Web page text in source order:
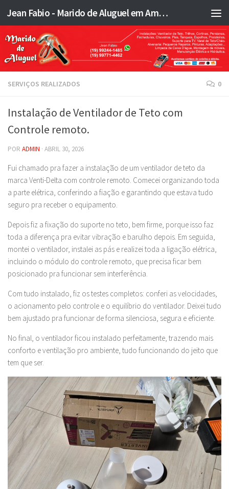
Skip to content Jean Fabio - Marido de Aluguel em Americana SP e região - JFMA
SERVIÇOS REALIZADOS 0
Instalação de Ventilador de Teto com
Controle remoto.
POR ADMIN · ABRIL 30, 2026
Fui chamado pra fazer a instalação de um ventilador de teto da
marca Venti-Delta com controle remoto. Comecei organizando toda
a parte elétrica, conferindo a fiação e garantindo que estava tudo
seguro pra receber o equipamento.
Depois fiz a fixação do suporte no teto, bem firme, porque isso faz
toda a diferença pra evitar vibração e barulho depois. Em seguida,
montei o ventilador, instalei as pás e realizei toda a ligação elétrica,
incluindo o módulo do controle remoto, que precisa ficar bem
posicionado pra funcionar sem interferência.
Com tudo instalado, fiz os testes completos: conferi as velocidades,
o acionamento pelo controle e o equilíbrio do ventilador. Deixei tudo
bem ajustado pra funcionar de forma silenciosa, segura e eficiente.
No final, o ventilador ficou instalado perfeitamente, trazendo mais
conforto e ventilação pro ambiente, tudo funcionando do jeito que
tem que ser.